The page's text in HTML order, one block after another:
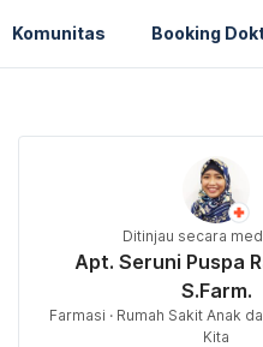
Komunitas Booking
Ditinjau secara
Apt. Seruni Puspa
S.Farm.
Farmasi · Rumah Sakit Anak
Kita